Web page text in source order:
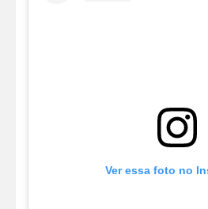
Ver essa foto no